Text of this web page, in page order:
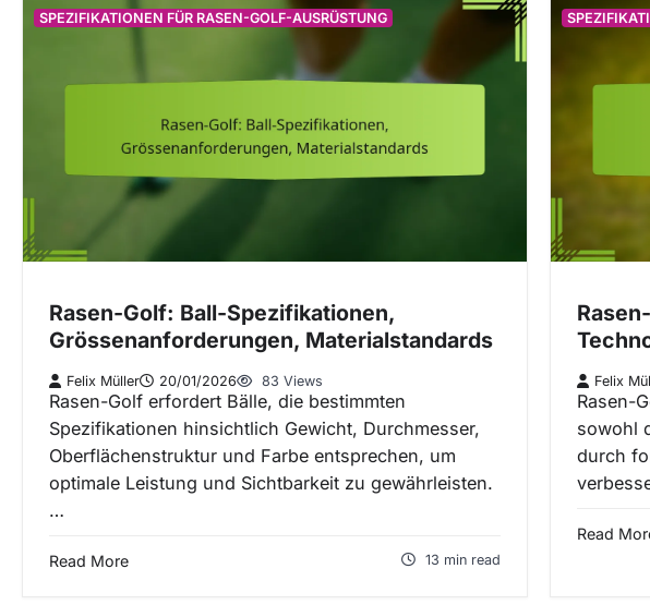
SPEZIFIKATIONEN FÜR RASEN-GOLF-AUSRÜSTUNG
Rasen-Golf: Ball-Spezifikationen,
Grössenanforderungen, Materialstandards
Felix Müller 20/01/2026 83 Views
Rasen-Golf erfordert Bälle, die bestimmten
Spezifikationen hinsichtlich Gewicht, Durchmesser,
Oberflächenstruktur und Farbe entsprechen, um
optimale Leistung und Sichtbarkeit zu gewährleisten.
…
Read More 13 min read
Felix
Rasen-
sowohl
durch
Read